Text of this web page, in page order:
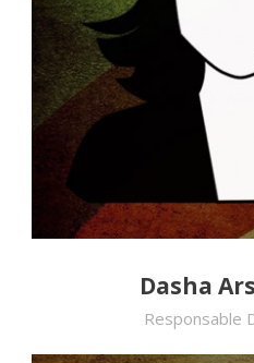
Dasha
Responsable